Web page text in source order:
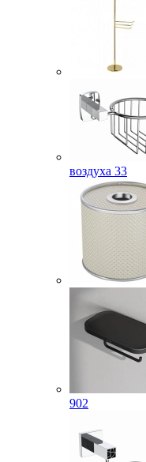
воздуха 33
902